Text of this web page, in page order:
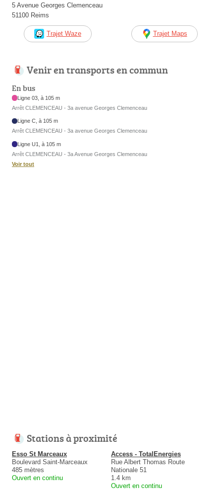
5 Avenue Georges Clemenceau
51100 Reims
Trajet Waze Trajet Maps
Venir en transports en commun
En bus
Ligne 03, à 105 m
Arrêt CLEMENCEAU - 3a avenue Georges Clemenceau
Ligne C, à 105 m
Arrêt CLEMENCEAU - 3a avenue Georges Clemenceau
Ligne U1, à 105 m
Arrêt CLEMENCEAU - 3a Avenue Georges Clemenceau
Voir tout
Stations à proximité
Esso St Marceaux
Boulevard Saint-Marceaux
485 mètres
Ouvert en continu
Access - TotalEnergies
Rue Albert Thomas Route
Nationale 51
1.4 km
Ouvert en continu